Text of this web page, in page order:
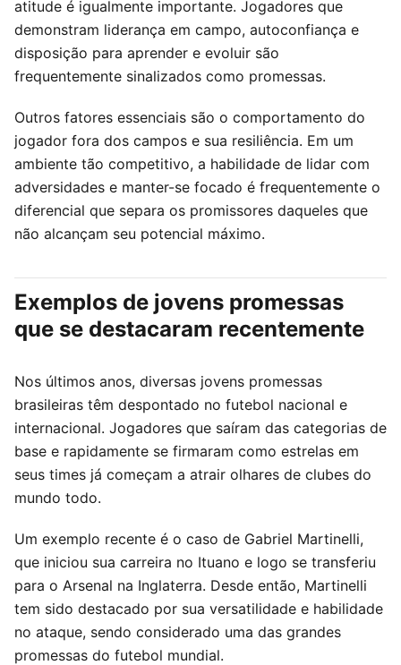
atitude é igualmente importante. Jogadores que
demonstram liderança em campo, autoconfiança e
disposição para aprender e evoluir são
frequentemente sinalizados como promessas.
Outros fatores essenciais são o comportamento do
jogador fora dos campos e sua resiliência. Em um
ambiente tão competitivo, a habilidade de lidar com
adversidades e manter-se focado é frequentemente o
diferencial que separa os promissores daqueles que
não alcançam seu potencial máximo.
Exemplos de jovens promessas
que se destacaram recentemente
Nos últimos anos, diversas jovens promessas
brasileiras têm despontado no futebol nacional e
internacional. Jogadores que saíram das categorias de
base e rapidamente se firmaram como estrelas em
seus times já começam a atrair olhares de clubes do
mundo todo.
Um exemplo recente é o caso de Gabriel Martinelli,
que iniciou sua carreira no Ituano e logo se transferiu
para o Arsenal na Inglaterra. Desde então, Martinelli
tem sido destacado por sua versatilidade e habilidade
no ataque, sendo considerado uma das grandes
promessas do futebol mundial.